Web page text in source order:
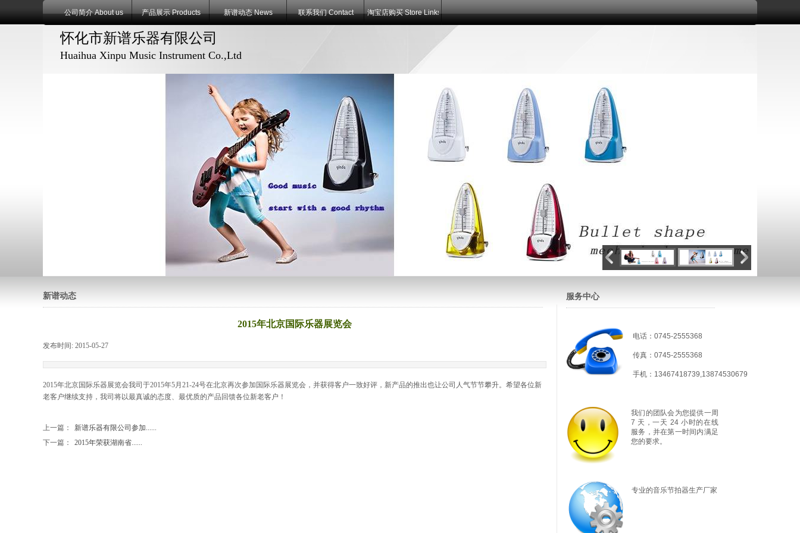
公司简介 About us 产品展示 Products 新谱动态 News 联系我们 Contact 淘宝店购买 Store Links 电话：0745-2285368
怀化市新谱乐器有限公司
Huaihua Xinpu Music Instrument Co.,Ltd
新谱动态 服务中心
2015年北京国际乐器展览会
发布时间: 2015-05-27
2015年北京国际乐器展览会我司于2015年5月21-24号在北京再次参加国际乐器展览会，并获得客户一致好评，新产品的推出也让公司人气节节攀升。希望各位新
老客户继续支持，我司将以最真诚的态度、最优质的产品回馈各位新老客户！
上一篇：
新谱乐器有限公司参加......
下一篇：
2015年荣获湖南省......
电话：0745-2555368
传真：0745-2555368
手机：13467418739,13874530679
我们的团队会为您提供一周
7 天，一天 24 小时的在线
服务，并在第一时间内满足
您的要求。
专业的音乐节拍器生产厂家